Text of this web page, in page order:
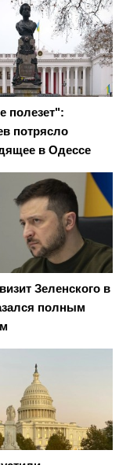
полезет":
потрясло
в Одессе
Зеленского в
полным